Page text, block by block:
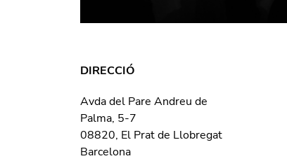
DIRECCIÓ
Avda del Pare Andreu de
Palma, 5-7
08820, El Prat de Llobregat
Barcelona